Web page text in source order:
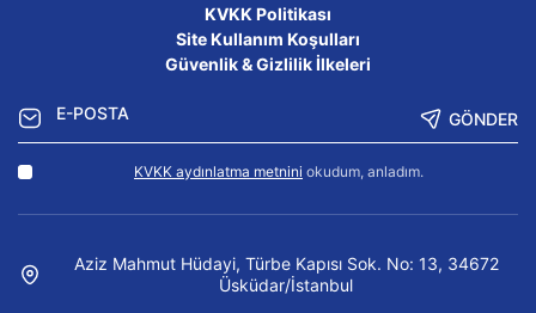
KVKK Politikası
Site Kullanım Koşulları
Güvenlik & Gizlilik İlkeleri
GÖNDER
KVKK aydınlatma metnini okudum, anladım.
Aziz Mahmut Hüdayi, Türbe Kapısı Sok. No: 13, 34672
Üsküdar/İstanbul